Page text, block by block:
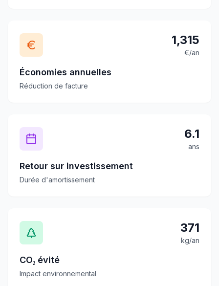
1,315
€/an
Économies annuelles
Réduction de facture
6.1
ans
Retour sur investissement
Durée d'amortissement
371
kg/an
CO₂ évité
Impact environnemental